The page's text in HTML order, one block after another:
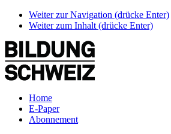
Weiter zur Navigation (drücke Enter)
Weiter zum Inhalt (drücke Enter)
Home
E-Paper
Abonnement